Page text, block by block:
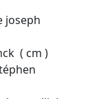
joseph
( cm )